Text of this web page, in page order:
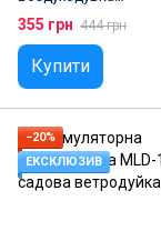
турбовентилятор LY-
355 грн 444 грн
Купити
−20%
ЕКСКЛЮЗИВ